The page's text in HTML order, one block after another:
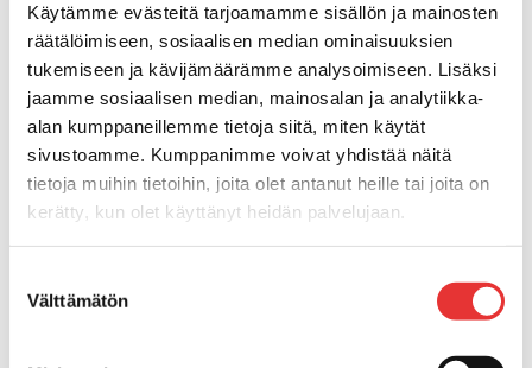
Käytämme evästeitä tarjoamamme sisällön ja mainosten
räätälöimiseen, sosiaalisen median ominaisuuksien
tukemiseen ja kävijämäärämme analysoimiseen. Lisäksi
jaamme sosiaalisen median, mainosalan ja analytiikka-
alan kumppaneillemme tietoja siitä, miten käytät
sivustoamme. Kumppanimme voivat yhdistää näitä
tietoja muihin tietoihin, joita olet antanut heille tai joita on
kerätty, kun olet käyttänyt heidän palvelujaan.
valinta
Välttämätön
Nuoriso
Kelkkavarusteet & tarvikkeet
AJOASUT
Ajohanskat
Ajolasit
Huoltotarvikkeet
Kelkkatarvikkeet
Kengät